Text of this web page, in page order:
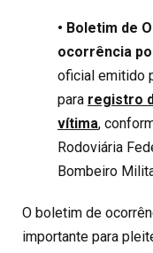
• Boletim de
ocorrência
oficial emitido
para registro
vítima,
Rodoviária
Bombeiro
O boletim de
importante para